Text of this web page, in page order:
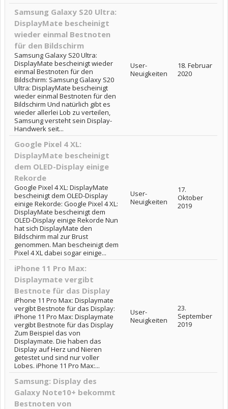
Samsung Galaxy S20 Ultra:
DisplayMate bescheinigt
wieder einmal Bestnoten
für den Bildschirm
Samsung Galaxy S20 Ultra:
DisplayMate bescheinigt wieder
einmal Bestnoten für den
Bildschirm: Samsung Galaxy S20
Ultra: DisplayMate bescheinigt
wieder einmal Bestnoten für den
Bildschirm Und natürlich gibt es
wieder allerlei Lob zu verteilen,
Samsung versteht sein Display-
Handwerk seit...
User-
Neuigkeiten
18. Februar
2020
Google Pixel 4 XL:
DisplayMate bescheinigt
dem OLED-Display einige
Rekorde
Google Pixel 4 XL: DisplayMate
bescheinigt dem OLED-Display
einige Rekorde: Google Pixel 4 XL:
DisplayMate bescheinigt dem
OLED-Display einige Rekorde Nun
hat sich DisplayMate den
Bildschirm mal zur Brust
genommen. Man bescheinigt dem
Pixel 4 XL dabei sogar einige...
User-
Neuigkeiten
17.
Oktober
2019
iPhone 11 Pro Max:
Displaymate vergibt
Bestnote für das Display
iPhone 11 Pro Max: Displaymate
vergibt Bestnote für das Display:
iPhone 11 Pro Max: Displaymate
vergibt Bestnote für das Display
Zum Beispiel das von
Displaymate. Die haben das
Display auf Herz und Nieren
getestet und sind nur voller
Lobes. iPhone 11 Pro Max:...
User-
Neuigkeiten
23.
September
2019
Samsung: Display des
Galaxy Note10+ bekommt
Bestnoten von